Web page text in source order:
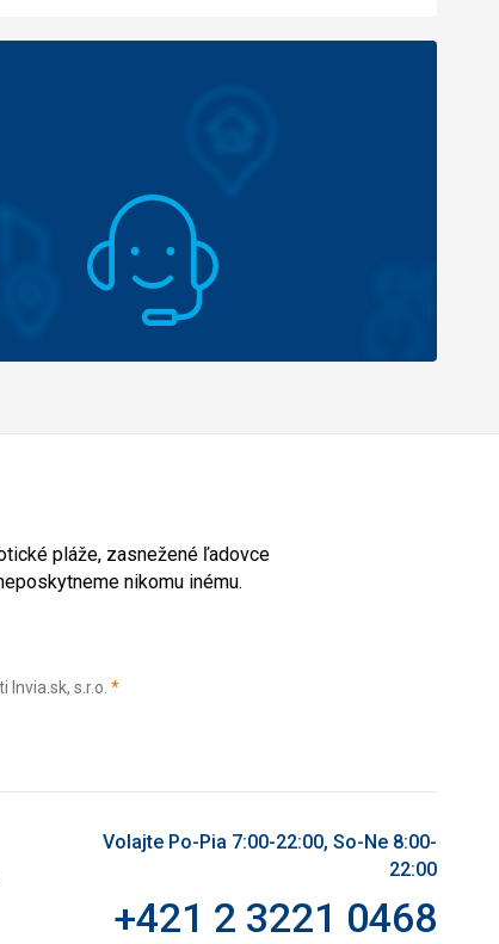
pláže, zasnežené ľadovce
nikomu inému.
s.r.o. *(povinné)
Volajte Po-Pia 7:00-22:00, So-Ne 8:00-
22:00
+421 2 3221 0468